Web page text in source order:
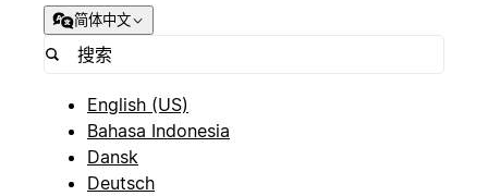
简体中文
English (US)
Bahasa Indonesia
Dansk
Deutsch